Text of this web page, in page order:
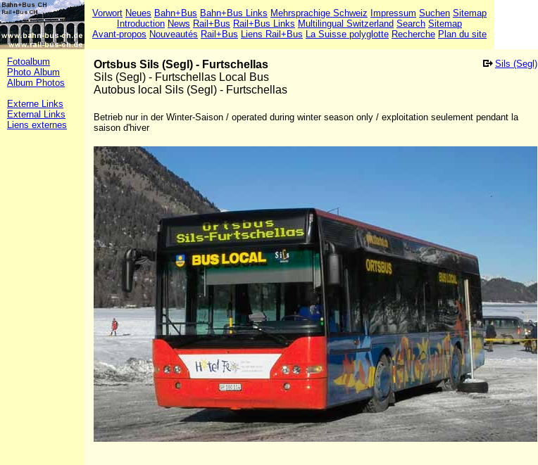
Vorwort Neues Bahn+Bus Bahn+Bus Links Mehrsprachige Schweiz Impressum Suchen Sitemap
Introduction News Rail+Bus Rail+Bus Links Multilingual Switzerland Search Sitemap
Avant-propos Nouveautés Rail+Bus Liens Rail+Bus La Suisse polyglotte Recherche Plan du site
Fotoalbum
Photo Album
Album Photos
Externe Links
External Links
Liens externes
Ortsbus Sils (Segl) - Furtschellas
Sils (Segl) - Furtschellas Local Bus
Autobus local Sils (Segl) - Furtschellas
Sils (Segl)
Betrieb nur in der Winter-Saison / operated during winter season only / exploitation seulement pendant la
saison d'hiver